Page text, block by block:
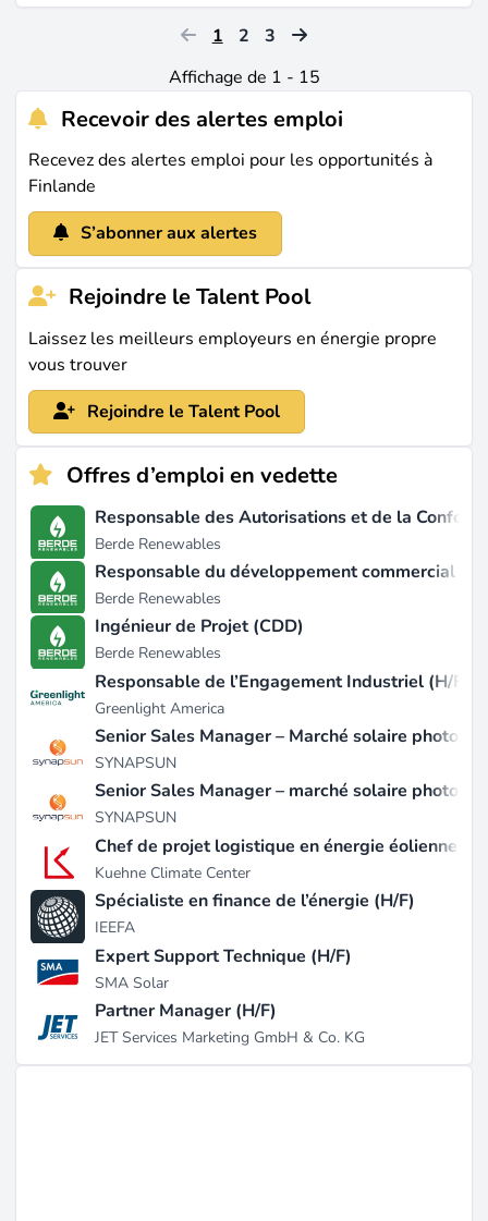
1 2
3
Affichage de 1 - 15
Recevoir des alertes emploi
Recevez des alertes emploi pour les opportunités à
Finlande
S’abonner aux alertes
Rejoindre le Talent Pool
Laissez les meilleurs employeurs en énergie propre
vous trouver
Rejoindre le Talent Pool
Offres d’emploi en vedette
Responsable des Autorisations et de la
Berde Renewables
Responsable du développement commercial
Berde Renewables
Ingénieur de Projet (CDD)
Berde Renewables
Responsable de l’Engagement Industriel (H/F)
Greenlight America
Senior Sales Manager – Marché solaire
SYNAPSUN
Senior Sales Manager – marché solaire
SYNAPSUN
Chef de projet logistique en énergie éolienne
Kuehne Climate Center
Spécialiste en finance de l’énergie (H/F)
IEEFA
Expert Support Technique (H/F)
SMA Solar
Partner Manager (H/F)
JET Services Marketing GmbH & Co. KG